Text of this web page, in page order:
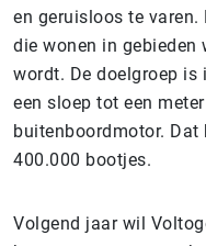
en geruisloos te
die wonen in gebieden
wordt. De doelgroep is
een sloep tot een
buitenboordmotor. Dat
400.000 bootjes.
Volgend jaar wil